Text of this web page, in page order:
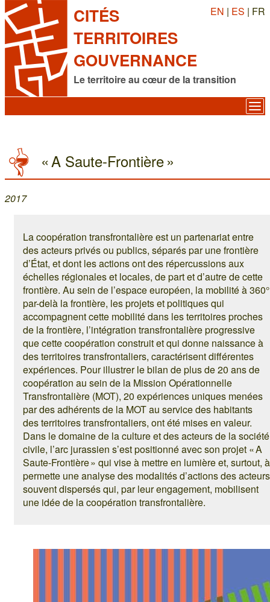
CITÉS
TERRITOIRES
GOUVERNANCE
Le territoire au cœur de la transition
EN | ES | FR
« A Saute-Frontière »
2017
La coopération transfrontalière est un partenariat entre
des acteurs privés ou publics, séparés par une frontière
d’État, et dont les actions ont des répercussions aux
échelles régionales et locales, de part et d’autre de cette
frontière. Au sein de l’espace européen, la mobilité à 360°
par-delà la frontière, les projets et politiques qui
accompagnent cette mobilité dans les territoires proches
de la frontière, l’intégration transfrontalière progressive
que cette coopération construit et qui donne naissance à
des territoires transfrontaliers, caractérisent différentes
expériences. Pour illustrer le bilan de plus de 20 ans de
coopération au sein de la Mission Opérationnelle
Transfrontalière (MOT), 20 expériences uniques menées
par des adhérents de la MOT au service des habitants
des territoires transfrontaliers, ont été mises en valeur.
Dans le domaine de la culture et des acteurs de la société
civile, l’arc jurassien s’est positionné avec son projet « A
Saute-Frontière » qui vise à mettre en lumière et, surtout, à
permette une analyse des modalités d’actions des acteurs
souvent dispersés qui, par leur engagement, mobilisent
une idée de la coopération transfrontalière.